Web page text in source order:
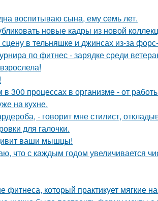
воспитываю сына, ему семь лет.
новые кадры из новой
в тельняшке и джинсах из-за
по фитнес - зарядке среди
в 300 процессах в организме - от
на кухне.
- говорит мне стилист,
для галочки.
ваши мышцы!
что с каждым годом увеличивается
который практикует мягкие